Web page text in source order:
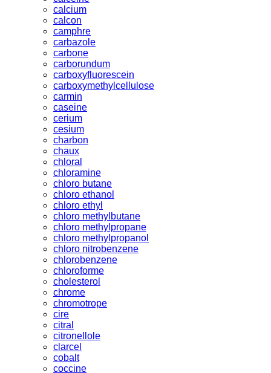
calcium
calcon
camphre
carbazole
carbone
carborundum
carboxyfluorescein
carboxymethylcellulose
carmin
caseine
cerium
cesium
charbon
chaux
chloral
chloramine
chloro butane
chloro ethanol
chloro ethyl
chloro methylbutane
chloro methylpropane
chloro methylpropanol
chloro nitrobenzene
chlorobenzene
chloroforme
cholesterol
chrome
chromotrope
cire
citral
citronellole
clarcel
cobalt
coccine